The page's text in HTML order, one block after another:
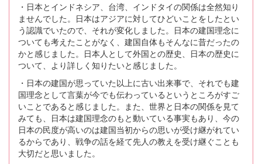
・日本とインドネシア、台湾、インドタイの関係は全然知り
ませんでした。日本はアジアに対してひどいことをしたとい
う認識でいたので、それが変化しました。日本の建国理念に
ついても考えたことがなく、建国自体もそんなに昔だったの
かと感じました。日本人として外国との歴史、日本の歴史に
ついて、より詳しく知りたいと感じました。
・日本の建国が思っていた以上に古い出来事で、それでも建
国理念として言葉が今でも伝わっているというところがすご
いことであると感じました。また、世界と日本の関係を見て
みても、日本は建国理念のもと動いている事実もあり、今の
日本の民度が高いのは建国当初からの思いが受け継がれてい
るからであり、戦争の話を経て先人の教えを受け継ぐことも
大切だと思いました。